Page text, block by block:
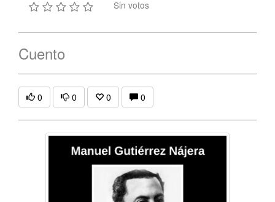
Sin votos
Cuento
0 0 0 0